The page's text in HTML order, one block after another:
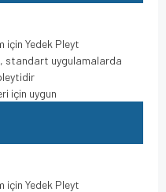
için Yedek Pleyt
standart uygulamalarda
için uygun
için Yedek Pleyt